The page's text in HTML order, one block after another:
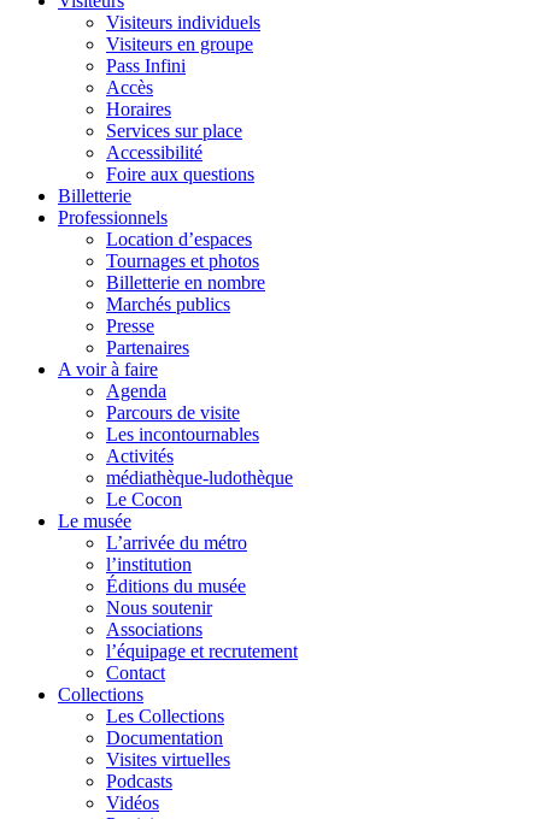
Visiteurs individuels
Visiteurs en groupe
Pass Infini
Accès
Horaires
Services sur place
Accessibilité
Foire aux questions
Billetterie
Professionnels
Location d’espaces
Tournages et photos
Billetterie en nombre
Marchés publics
Presse
Partenaires
A voir à faire
Agenda
Parcours de visite
Les incontournables
Activités
médiathèque-ludothèque
Le Cocon
Le musée
L’arrivée du métro
l’institution
Éditions du musée
Nous soutenir
Associations
l’équipage et recrutement
Contact
Collections
Les Collections
Documentation
Visites virtuelles
Podcasts
Vidéos